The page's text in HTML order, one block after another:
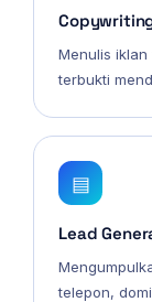
Menulis
terbukti
▤
Lead
telepon,